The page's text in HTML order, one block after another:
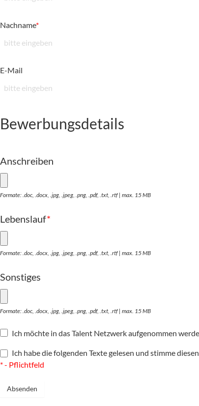
Nachname*
E-Mail
Bewerbungsdetails
Anschreiben
Formate: .doc, .docx, .jpg, .jpeg, .png, .pdf, .txt, .rtf | max. 15 MB
Lebenslauf*
Formate: .doc, .docx, .jpg, .jpeg, .png, .pdf, .txt, .rtf | max. 15 MB
Sonstiges
Formate: .doc, .docx, .jpg, .jpeg, .png, .pdf, .txt, .rtf | max. 15 MB
Ich möchte in das Talent Netzwerk aufgenommen
Ich habe die folgenden Texte gelesen und stimme
* - Pflichtfeld
Absenden